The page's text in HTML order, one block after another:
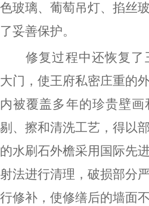
色玻璃、葡萄吊灯、掐丝
了妥善保护。
修复过程中还恢复
大门，使王府私密庄重的
内被覆盖多年的珍贵壁
剔、擦和清洗工艺，得以
的水刷石外檐采用国际先
射法进行清理，破损部分
行修补，使修缮后的墙面